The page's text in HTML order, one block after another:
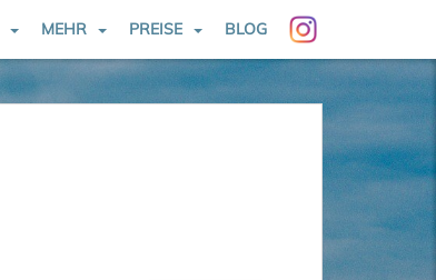
MEHR PREISE BLOG